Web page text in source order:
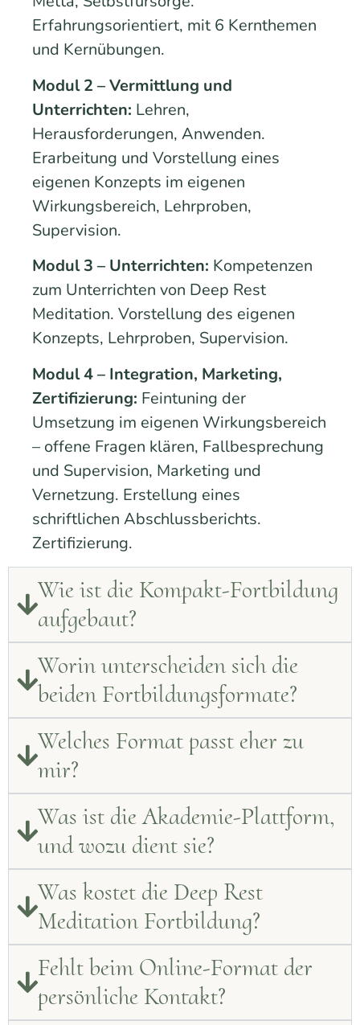
Erfahrungsorientiert, mit 6 Kernthemen
und Kernübungen.
Modul 2 – Vermittlung und
Unterrichten: Lehren,
Herausforderungen, Anwenden.
Erarbeitung und Vorstellung eines
eigenen Konzepts im eigenen
Wirkungsbereich, Lehrproben,
Supervision.
Modul 3 – Unterrichten: Kompetenzen
zum Unterrichten von Deep Rest
Meditation. Vorstellung des eigenen
Konzepts, Lehrproben, Supervision.
Modul 4 – Integration, Marketing,
Zertifizierung: Feintuning der
Umsetzung im eigenen Wirkungsbereich
– offene Fragen klären, Fallbesprechung
und Supervision, Marketing und
Vernetzung. Erstellung eines
schriftlichen Abschlussberichts.
Zertifizierung.
Wie ist die Kompakt-Fortbildung
aufgebaut?
Worin unterscheiden sich die
beiden Fortbildungsformate?
Welches Format passt eher zu
mir?
Was ist die Akademie-Plattform,
und wozu dient sie?
Was kostet die Deep Rest
Meditation Fortbildung?
Fehlt beim Online-Format der
persönliche Kontakt?